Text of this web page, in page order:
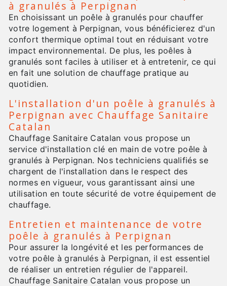
à granulés à Perpignan
En choisissant un poêle à granulés pour chauffer
votre logement à Perpignan, vous bénéficierez d'un
confort thermique optimal tout en réduisant votre
impact environnemental. De plus, les poêles à
granulés sont faciles à utiliser et à entretenir, ce qui
en fait une solution de chauffage pratique au
quotidien.
L'installation d'un poêle à granulés à
Perpignan avec Chauffage Sanitaire
Catalan
Chauffage Sanitaire Catalan vous propose un
service d'installation clé en main de votre poêle à
granulés à Perpignan. Nos techniciens qualifiés se
chargent de l'installation dans le respect des
normes en vigueur, vous garantissant ainsi une
utilisation en toute sécurité de votre équipement de
chauffage.
Entretien et maintenance de votre
poêle à granulés à Perpignan
Pour assurer la longévité et les performances de
votre poêle à granulés à Perpignan, il est essentiel
de réaliser un entretien régulier de l'appareil.
Chauffage Sanitaire Catalan vous propose un